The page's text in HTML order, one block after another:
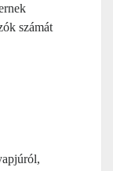
számát